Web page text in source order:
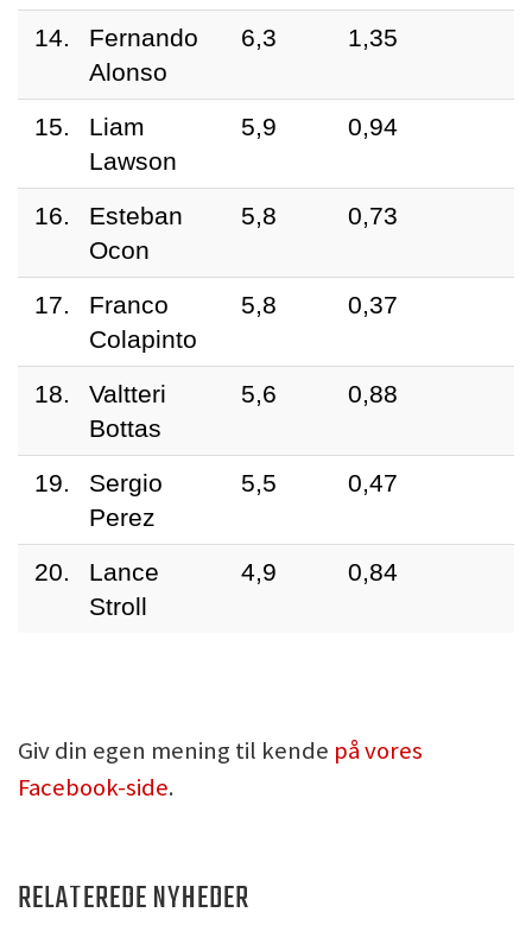
14.
Fernando
Alonso
6,3 1,35
15.
Liam
Lawson
5,9 0,94
16.
Esteban
Ocon
5,8 0,73
17.
Franco
Colapinto
5,8 0,37
18.
Valtteri
Bottas
5,6 0,88
19.
Sergio
Perez
5,5 0,47
20.
Lance
Stroll
4,9 0,84
Giv din egen mening til kende på vores
Facebook-side.
RELATEREDE NYHEDER